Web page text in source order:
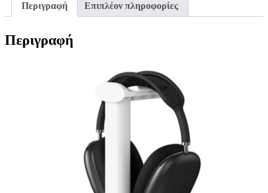
Περιγραφή Επιπλέον πληροφορίες
Περιγραφή